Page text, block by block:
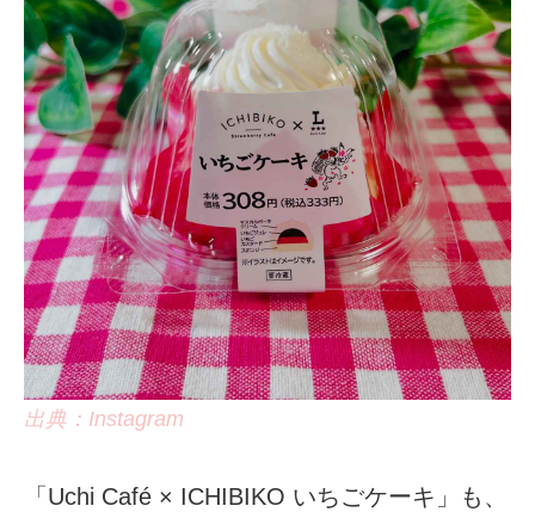
出典：Instagram
「Uchi Café × ICHIBIKO いちごケーキ」も、